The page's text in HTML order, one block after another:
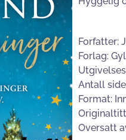
Forfatter:
Forlag:
Antall
Format:
Oversatt